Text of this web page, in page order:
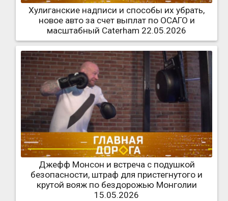
Хулиганские надписи и способы их убрать,
новое авто за счет выплат по ОСАГО и
масштабный Caterham 22.05.2026
Джефф Монсон и встреча с подушкой
безопасности, штраф для пристегнутого и
крутой вояж по бездорожью Монголии
15.05.2026